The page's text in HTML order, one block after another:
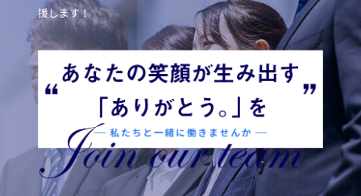
援します！